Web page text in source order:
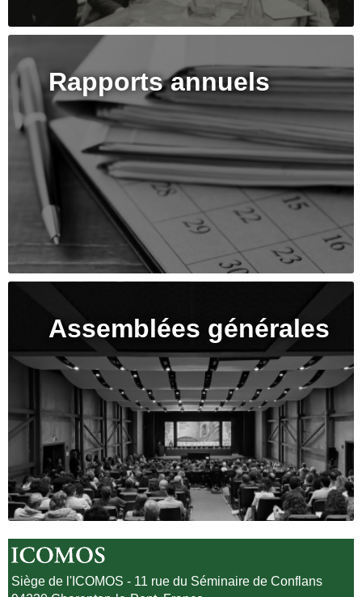
Rapports annuels
Assemblées générales
Siège de l'ICOMOS - 11 rue du Séminaire de Conflans